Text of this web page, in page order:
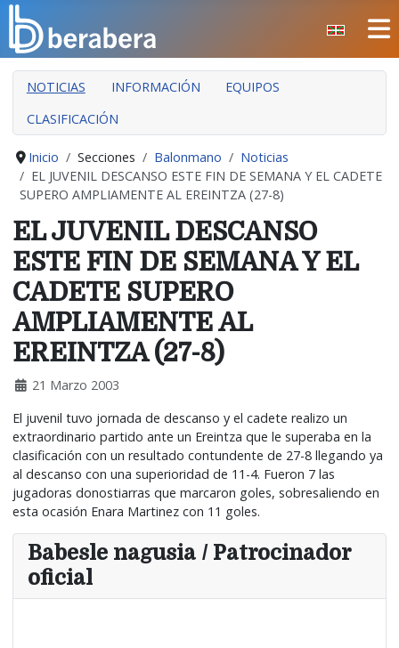
CERRAR
INICIO
CLUB
MANTEO
SECCIONES
EVENTOS
ÁREA SOCIAL
PREVENCIÓN DE LA VIOLENCIA
BERA BERA IZARRAK
NOTICIAS INFORMACIÓN
EQUIPOS
CLASIFICACIÓN
Inicio Secciones Balonmano
Noticias
EL JUVENIL DESCANSO ESTE FIN DE SEMANA Y EL CADETE
SUPERO AMPLIAMENTE AL EREINTZA (27-8)
EL JUVENIL DESCANSO
ESTE FIN DE SEMANA Y EL
CADETE SUPERO
AMPLIAMENTE AL
EREINTZA (27-8)
21 Marzo 2003
El juvenil tuvo jornada de descanso y el cadete realizo un
extraordinario partido ante un Ereintza que le superaba en la
clasificación con un resultado contundente de 27-8 llegando ya
al descanso con una superioridad de 11-4. Fueron 7 las
jugadoras donostiarras que marcaron goles, sobresaliendo en
esta ocasión Enara Martinez con 11 goles.
Babesle nagusia / Patrocinador
oficial